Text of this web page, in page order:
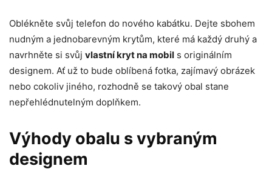
Oblékněte svůj telefon do nového kabátku. Dejte sbohem
nudným a jednobarevným krytům, které má každý druhý a
navrhněte si svůj vlastní kryt na mobil s originálním
designem. Ať už to bude oblíbená fotka, zajímavý obrázek
nebo cokoliv jiného, rozhodně se takový obal stane
nepřehlédnutelným doplňkem.
Výhody obalu s vybraným
designem